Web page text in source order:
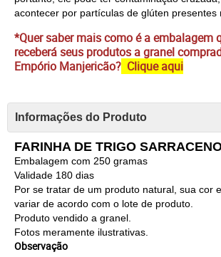
acontecer por partículas de glúten presentes
*Quer saber mais como é a embalagem
receberá seus produtos a granel
Empório Manjericão? Clique aqui
Informações do Produto
FARINHA DE TRIGO
Embalagem com 250 gramas
Validade 180 dias
Por se tratar de um produto natural, sua cor
variar de acordo com o lote de produto.
Produto vendido a granel.
Fotos meramente ilustrativas.
Observação